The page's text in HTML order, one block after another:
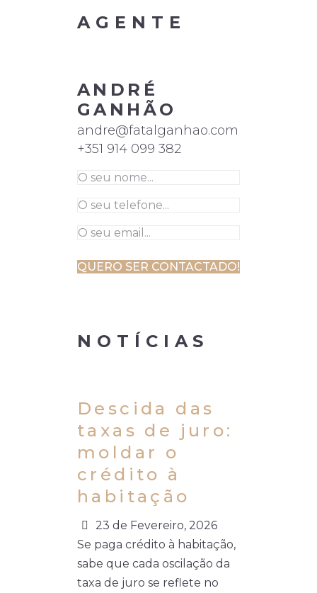
AGENTE
ANDRÉ
GANHÃO
andre@fatalganhao.com
+351 914 099 382
NOTÍCIAS
Descida das
taxas de juro:
moldar o
crédito à
habitação
23 de Fevereiro, 2026
Se paga crédito à habitação,
sabe que cada oscilação da
taxa de juro se reflete no